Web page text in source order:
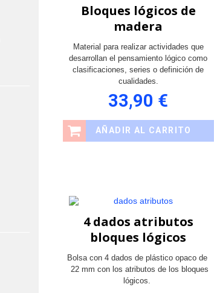
Bloques lógicos de
madera
Material para realizar actividades que
desarrollan el pensamiento lógico como
clasificaciones, series o definición de
cualidades.
33,90 €
AÑADIR AL CARRITO
4 dados atributos
bloques lógicos
Bolsa con 4 dados de plástico opaco de
22 mm con los atributos de los bloques
lógicos.